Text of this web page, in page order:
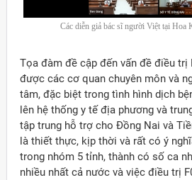
Các diễn giả bác sĩ người Việt tại Hoa
Tọa đàm đề cập đến vấn đề điều trị
được các cơ quan chuyên môn và
tâm, đặc biệt trong tình hình dịch
lên hệ thống y tế địa phương và
tập trung hỗ trợ cho Đồng Nai và
là thiết thực, kịp thời và rất có ý
trong nhóm 5 tỉnh, thành có số ca
nhiều nhất cả nước và việc điều trị